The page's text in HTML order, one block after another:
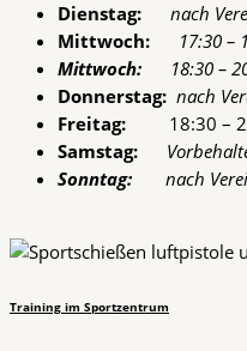
Dienstag:
nach
Mittwoch:
17:30 –
Mittwoch:
18:30 –
Donnerstag: nach
Freitag:
18:30 –
Samstag:
Sonntag:
nach
Training im Sportzentrum